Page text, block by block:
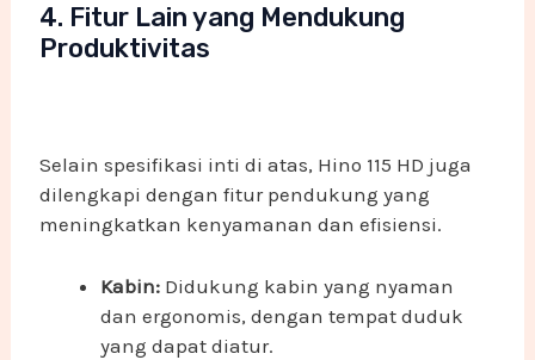
4. Fitur Lain yang Mendukung
Produktivitas
Selain spesifikasi inti di atas, Hino 115 HD juga
dilengkapi dengan fitur pendukung yang
meningkatkan kenyamanan dan efisiensi.
Kabin: Didukung kabin yang nyaman
dan ergonomis, dengan tempat duduk
yang dapat diatur.